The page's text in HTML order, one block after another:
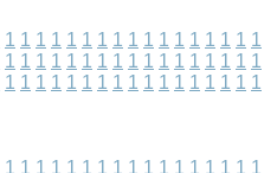
1 1 1 1 1 1 1 1 1 1 1 1 1 1 1 1 1
1 1 1 1 1 1 1 1 1 1 1 1 1 1 1 1 1
1 1 1 1 1 1 1 1 1 1 1 1 1 1 1 1 1
1 1 1 1 1 1 1 1 1 1 1 1 1 1 1 1 1